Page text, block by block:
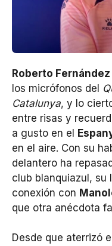
Roberto Fernández
los micrófonos del
Catalunya, y lo
entre risas y
a gusto en el
en el aire. Con su
delantero ha
club blanquiazul, su
conexión con
que otra anécdota
Desde que aterrizó